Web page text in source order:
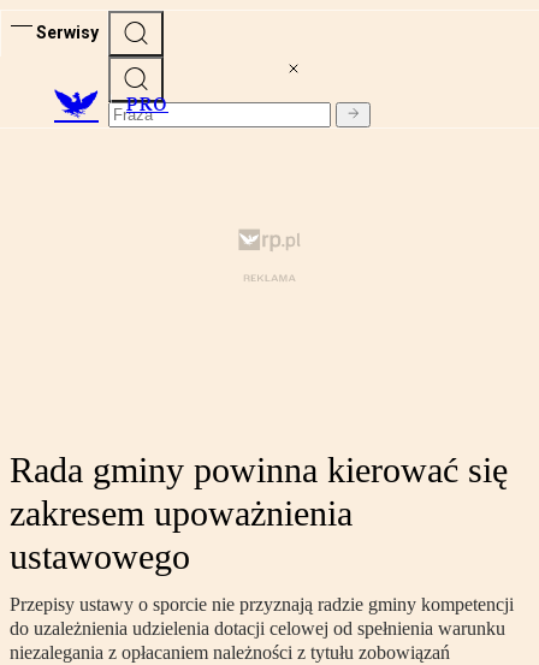
Serwisy
PRO
Rada gminy powinna kierować się
zakresem upoważnienia
ustawowego
Przepisy ustawy o sporcie nie przyznają radzie gminy kompetencji
do uzależnienia udzielenia dotacji celowej od spełnienia warunku
niezalegania z opłacaniem należności z tytułu zobowiązań